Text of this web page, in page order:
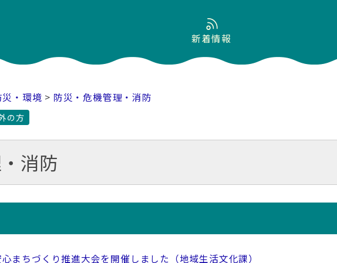
新着情報
・環境 > 防災・危機管理・消防
の方
消防
まちづくり推進大会を開催しました（地域生活文化課）